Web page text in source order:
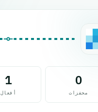
0
محفزات
1
أفعال